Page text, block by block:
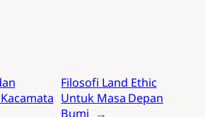
Filosofi Land Ethic
Untuk Masa Depan
Bumi →